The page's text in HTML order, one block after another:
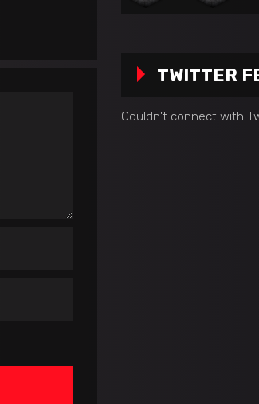
TWITTER
Couldn't connect with